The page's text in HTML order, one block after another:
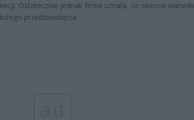
Ostatecznie jednak firma uznała, że obecne warunki
przedsięwzięcia.